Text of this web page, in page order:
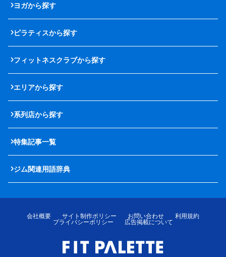
ヨガから探す
ピラティスから探す
フィットネスクラブから探す
エリアから探す
系列店から探す
特集記事一覧
ジム関連用語辞典
会社概要 サイト制作ポリシー お問い合わせ
利用規約
プライバシーポリシー
広告掲載について